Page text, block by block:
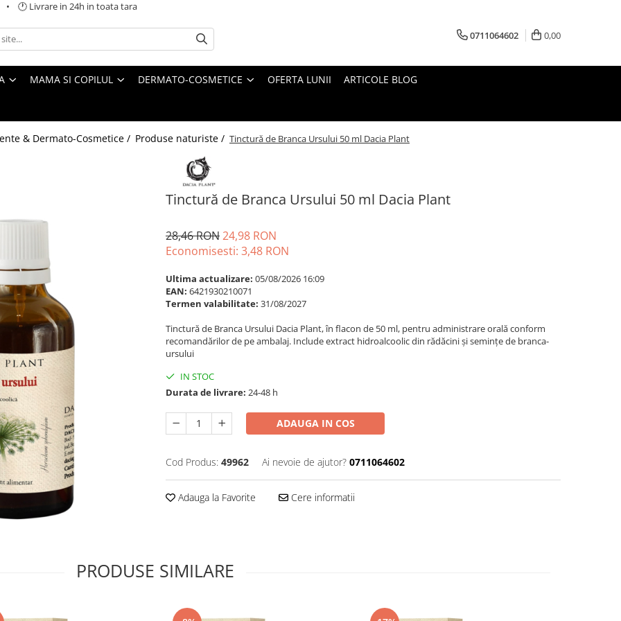
• 🕐 Livrare in 24h in toata tara
0711064602 0,00
MAMA SI COPILUL DERMATO-COSMETICE OFERTA LUNII ARTICOLE BLOG
& Dermato-Cosmetice / Produse naturiste / Tinctură de Branca Ursului 50 ml Dacia Plant
Tinctură de Branca Ursului 50 ml Dacia Plant
28,46 RON24,98 RON
Economisesti: 3,48 RON
Ultima actualizare: 05/08/2026 16:09
EAN: 6421930210071
Termen valabilitate: 31/08/2027
Tinctură de Branca Ursului Dacia Plant, în flacon de 50 ml, pentru administrare orală conform
recomandărilor de pe ambalaj. Include extract hidroalcoolic din rădăcini și semințe de branca-
ursului
IN STOC
Durata de livrare: 24-48 h
ADAUGA IN COS
Cod Produs: 49962 Ai nevoie de ajutor? 0711064602
Adauga la Favorite Cere informatii
PRODUSE SIMILARE